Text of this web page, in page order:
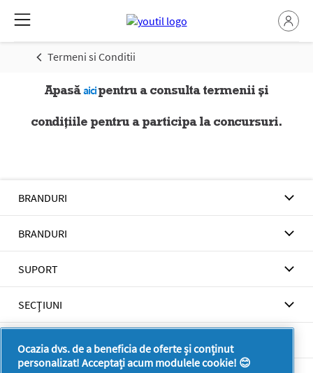
Termeni si Conditii
Apasăaicipentru a consulta termenii și
condițiile pentru a participa la concursuri.
BRANDURI
BRANDURI
SUPORT
SECŢIUNI
DOCUMENTE LEGALE DETERGENTI SA
Ocazia dvs. de a beneficia de oferte și conținut
personalizat! Acceptați acum modulele cookie! 😊